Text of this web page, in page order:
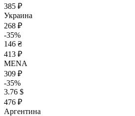
385 ₽
Украина
268 ₽
-35%
146 ₴
413 ₽
MENA
309 ₽
-35%
3.76 $
476 ₽
Аргентина